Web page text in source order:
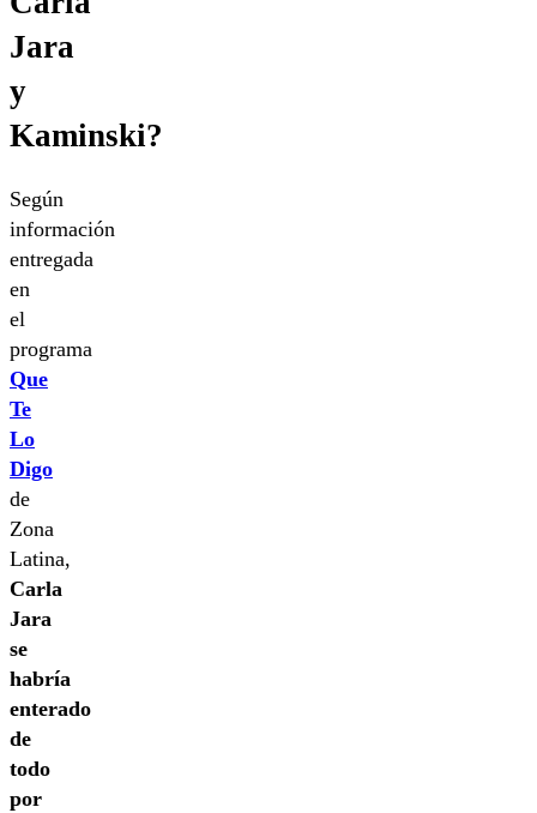
Jara
y
Kaminski?
Según
información
entregada
en
el
programa
Que
Te
Lo
Digo
de
Zona
Latina,
Carla
Jara
se
habría
enterado
de
todo
por